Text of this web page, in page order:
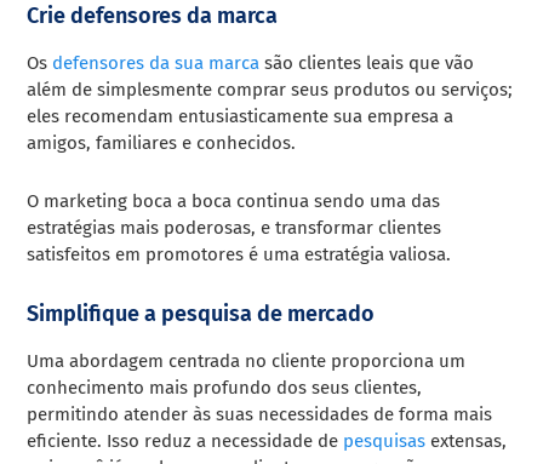
Crie defensores da marca
Os defensores da sua marca são clientes leais que vão
além de simplesmente comprar seus produtos ou serviços;
eles recomendam entusiasticamente sua empresa a
amigos, familiares e conhecidos.
O marketing boca a boca continua sendo uma das
estratégias mais poderosas, e transformar clientes
satisfeitos em promotores é uma estratégia valiosa.
Simplifique a pesquisa de mercado
Uma abordagem centrada no cliente proporciona um
conhecimento mais profundo dos seus clientes,
permitindo atender às suas necessidades de forma mais
eficiente. Isso reduz a necessidade de pesquisas extensas,